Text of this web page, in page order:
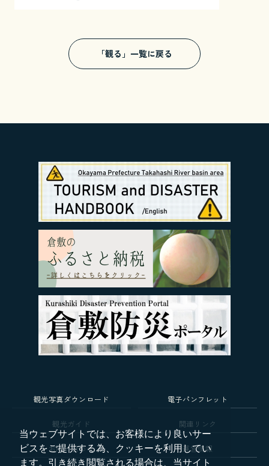
「観る」一覧に戻る
観光写真ダウンロード 電子パンフレット
観光ガイド 関連リンク
お問い合わせ 運営情報
当ウェブサイトでは、お客様により良いサー
ビスをご提供する為、クッキーを利用してい
ます。引き続き閲覧される場合は、当サイト